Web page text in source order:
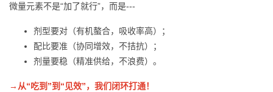
微量元素不是“加了就行”，而是---
剂型要对（有机螯合，吸收率高）；
配比要准（协同增效，不拮抗）；
剂量要稳（精准供给，不浪费）。
→从“吃到”到“见效”，我们闭环打通！